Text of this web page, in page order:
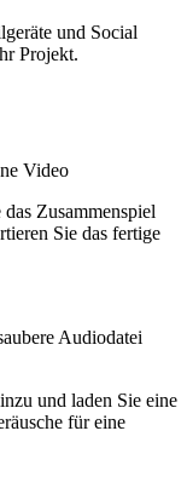
und Social
Projekt.
Video
Zusammenspiel
Sie das fertige
Audiodatei
und laden Sie eine
für eine